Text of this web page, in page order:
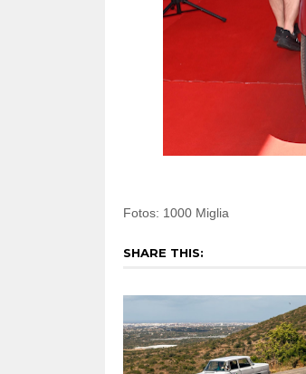
Fotos: 1000 Miglia
SHARE THIS: